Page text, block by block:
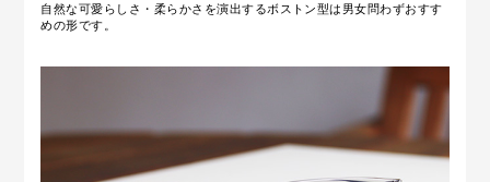
自然な可愛らしさ・柔らかさを演出するボストン型は男女問わずおすす
めの形です。